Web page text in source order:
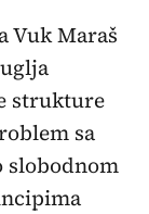
Vuk Maraš
strukture
sa
slobodnom